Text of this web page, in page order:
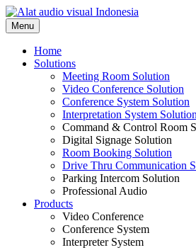
Skip
to
content
Menu
Home
Solutions
Meeting Room Solution
Video Conference Solution
Conference System Solution
Interpretation System Solution
Command & Control Room
Digital Signage Solution
Room Booking Solution
Drive Thru Communication
Parking Intercom Solution
Professional Audio
Products
Video Conference
Conference System
Interpreter System